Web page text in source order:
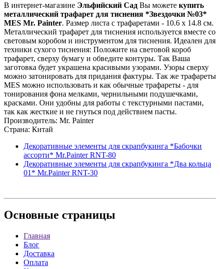
В интернет-магазине Эльфийский Сад Вы можете купить
металлический трафарет для тиснения *Звездочки №03*
MES Mr. Painter. Размер листа с трафаретами - 10.6 х 14.8 см.
Металлический трафарет для тиснения используется вместе со
световым коробом и инструментом для тиснения. Идеален для
техники сухого тиснения: Положите на световой короб
трафарет, сверху бумагу и обведите контуры. Так Ваша
заготовка будет украшена красивыми узорами. Узоры сверху
можно затонировать для придания фактуры. Так же трафареты
MES можно использовать и как обычные трафареты - для
тонирования фона мелками, чернильными подушечками,
красками. Они удобны для работы с текстурными пастами,
так как жесткие и не гнуться под действием пасты.
Производитель: Mr. Painter
Страна: Китай
Декоративные элементы для скрапбукинга *Бабочки
ассорти* Mr.Painter RNT-80
Декоративные элементы для скрапбукинга *Два кольца
01* Mr.Painter RNT-30
Основные страницы
Главная
Блог
Доставка
Оплата